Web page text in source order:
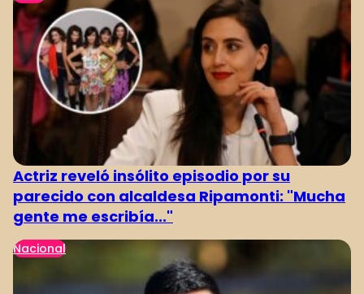
Actriz reveló insólito episodio por su
parecido con alcaldesa Ripamonti: "Mucha
gente me escribía..."
Nacional